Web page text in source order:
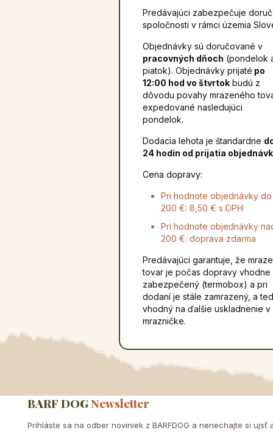
Predávajúci zabezpečuje
spoločnosti v rámci územia
Objednávky sú doručované v
pracovných dňoch (pondelok
piatok). Objednávky prijaté po
12:00 hod vo štvrtok budú z
dôvodu povahy mrazeného
expedované nasledujúci
pondelok.
Dodacia lehota je štandardne
24 hodín od prijatia
Cena dopravy:
Pri hodnote objednávky do
200 €: 8,50 € s DPH
Pri hodnote objednávky
200 €: doprava zdarma
Predávajúci garantuje, že
tovar je počas dopravy vhodne
zabezpečený (termobox) a pri
dodaní je stále zamrazený, a
vhodný na ďalšie uskladnenie v
mrazničke.
BARF DOGNewsletter
Prihláste sa na odber noviniek z BARFDOG a nenechajte si ujsť